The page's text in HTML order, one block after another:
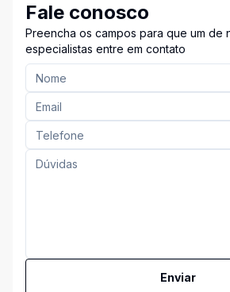
Fale conosco
Preencha os campos para que um de
especialistas entre em contato
Enviar